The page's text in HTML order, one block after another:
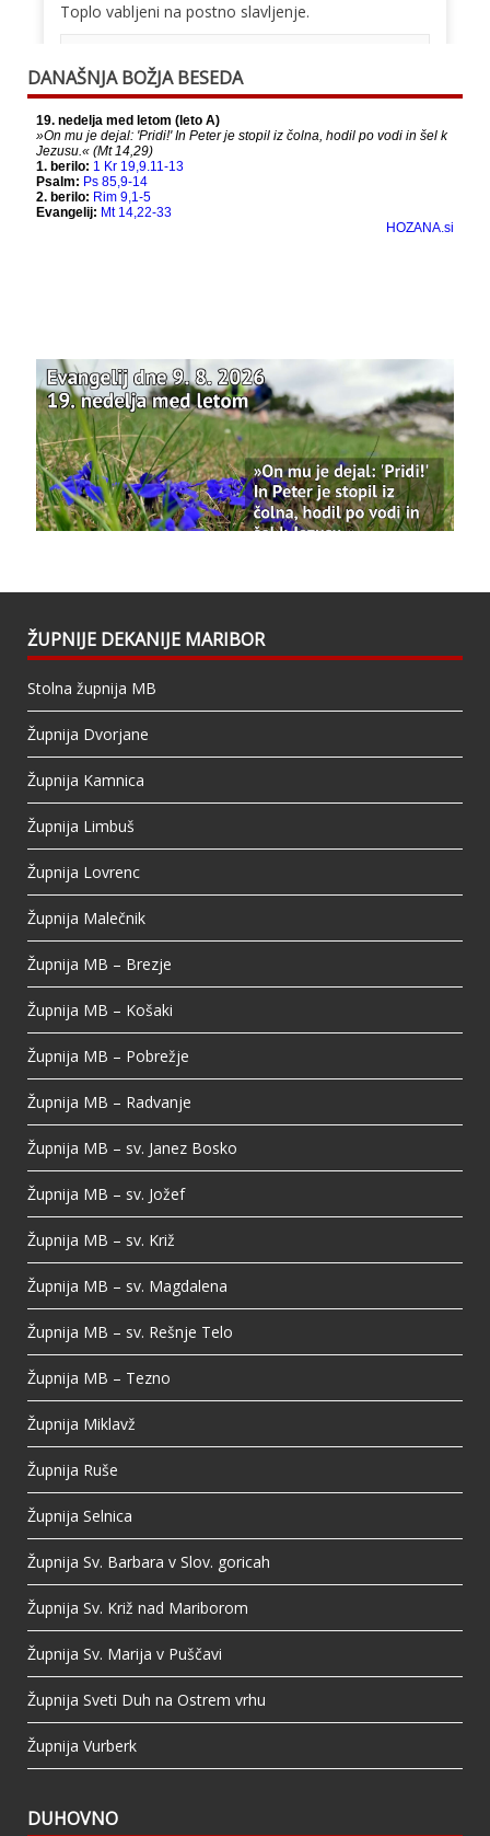
Toplo vabljeni na postno slavljenje.
When this happens, it's usually because the
owner only shared it with a small group of
people, changed who can see it or it's been
deleted.
View on Facebook
Photo
View on Facebook · Share
Bazilika Matere Usmiljenja updated their
status.
1 years ago
When this happens, it's usually because the
people, changed who can see it or it's been
deleted.
View on Facebook
DANAŠNJA BOŽJA BESEDA
ŽUPNIJE DEKANIJE MARIBOR
Stolna župnija MB
Župnija Dvorjane
Župnija Kamnica
Župnija Limbuš
Župnija Lovrenc
Župnija Malečnik
Župnija MB – Brezje
Župnija MB – Košaki
Župnija MB – Pobrežje
Župnija MB – Radvanje
Župnija MB – sv. Janez Bosko
Župnija MB – sv. Jožef
Župnija MB – sv. Križ
Župnija MB – sv. Magdalena
Župnija MB – sv. Rešnje Telo
Župnija MB – Tezno
Župnija Miklavž
Župnija Ruše
Župnija Selnica
Župnija Sv. Barbara v Slov. goricah
Župnija Sv. Križ nad Mariborom
Župnija Sv. Marija v Puščavi
Župnija Sveti Duh na Ostrem vrhu
Župnija Vurberk
DUHOVNO